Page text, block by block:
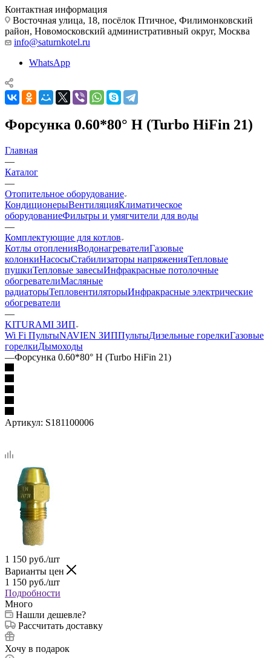
Контактная информация
Восточная улица, 18, посёлок Птичное, Филимонковский
район, Новомосковский административный округ, Москва
info@saturnkotel.ru
WhatsApp
Форсунка 0.60*80° H (Turbo HiFin 21)
Главная
—
Каталог
—
Отопительное оборудование
КондиционерыВентиляцияКлиматическое
оборудованиеФильтры и умягчители для воды
—
Комплектующие для котлов
Котлы отопленияВодонагревателиГазовые
колонкиНасосыСтабилизаторы напряженияТепловые
пушкиТепловые завесыИнфракрасные потолочные
обогревателиМасляные
радиаторыТепловентиляторыИнфракрасные электрические
обогреватели
—
KITURAMI ЗИП
Wi Fi ПультыNAVIEN ЗИППультыДизельные горелкиГазовые
горелкиДымоходы
—Форсунка 0.60*80° H (Turbo HiFin 21)
Артикул: S181100006
1 150 руб./шт
Варианты цен
1 150 руб./шт
Подробности
Много
Нашли дешевле?
Рассчитать доставку
Хочу в подарок